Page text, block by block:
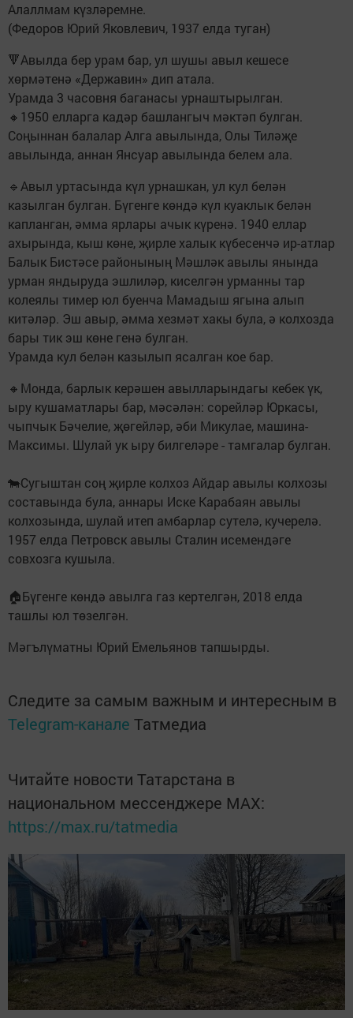
Алаллмам күзләремне.
(Федоров Юрий Яковлевич, 1937 елда туган)
🔻Авылда бер урам бар, ул шушы авыл кешесе
хөрмәтенә «Державин» дип атала.
Урамда 3 часовня баганасы урнаштырылган.
🔸1950 елларга кадәр башлангыч мәктәп булган.
Соңыннан балалар Алга авылында, Олы Тиләҗе
авылында, аннан Янсуар авылында белем ала.
🔹Авыл уртасында күл урнашкан, ул кул белән
казылган булган. Бүгенге көндә күл куаклык белән
капланган, әмма ярлары ачык күренә. 1940 еллар
ахырында, кыш көне, җирле халык күбесенчә ир-атлар
Балык Бистәсе районының Мәшләк авылы янында
урман яндыруда эшлиләр, киселгән урманны тар
колеялы тимер юл буенча Мамадыш ягына алып
китәләр. Эш авыр, әмма хезмәт хакы була, ә колхозда
бары тик эш көне генә булган.
Урамда кул белән казылып ясалган кое бар.
🔸Монда, барлык керәшен авылларындагы кебек үк,
ыру кушаматлары бар, мәсәлән: сорейләр Юркасы,
чыпчык Бәчелие, җөгейләр, әби Микулае, машина-
Максимы. Шулай ук ыру билгеләре - тамгалар булган.
🐄Сугыштан соң җирле колхоз Айдар авылы колхозы
составында була, аннары Иске Карабаян авылы
колхозында, шулай итеп амбарлар сутелә, кучерелә.
1957 елда Петровск авылы Сталин исемендәге
совхозга кушыла.
🏠Бүгенге көндә авылга газ кертелгән, 2018 елда
ташлы юл төзелгән.
Мәгълүматны Юрий Емельянов тапшырды.
Следите за самым важным и интересным в
Telegram-канале Татмедиа
Читайте новости Татарстана в
национальном мессенджере MАХ:
https://max.ru/tatmedia